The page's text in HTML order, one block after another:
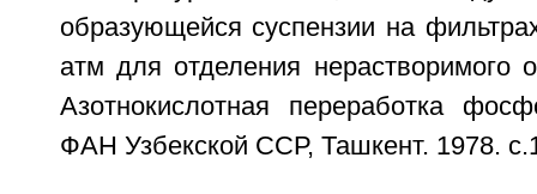
образующейся суспензии на
атм для отделения нерастворимого
Азотнокислотная переработка
ФАН Узбекской ССР, Ташкент. 1978.